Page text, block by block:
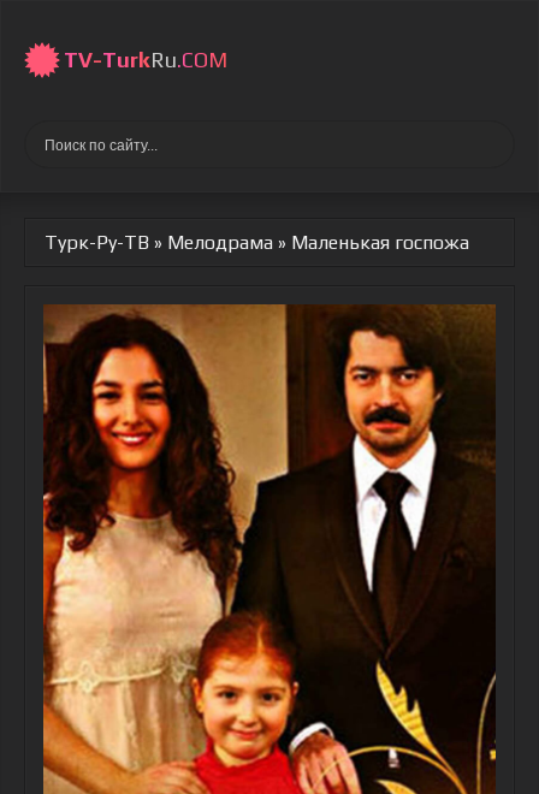
TV-TurkRu.COM
Турк-Ру-ТВ » Мелодрама » Маленькая госпожа